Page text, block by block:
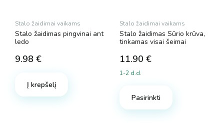
Stalo žaidimai vaikams
Stalo žaidimas pingvinai ant
ledo
9.98 €
Į krepšelį
Stalo žaidimai vaikams
Stalo žaidimas Sūrio krūva,
tinkamas visai šeimai
11.90 €
1-2 d.d.
Pasirinkti